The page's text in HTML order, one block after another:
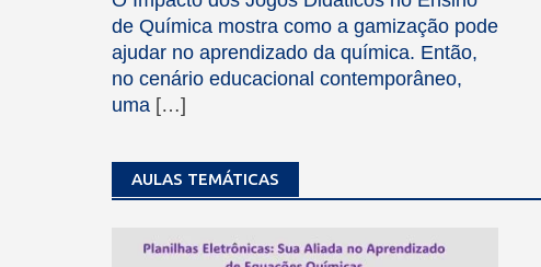
de Química mostra como a gamização pode
ajudar no aprendizado da química. Então,
no cenário educacional contemporâneo,
uma […]
AULAS TEMÁTICAS